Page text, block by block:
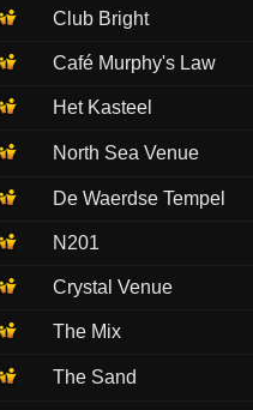
Club Bright
Café Murphy's Law
Het Kasteel
North Sea Venue
De Waerdse Tempel
N201
Crystal Venue
The Mix
The Sand